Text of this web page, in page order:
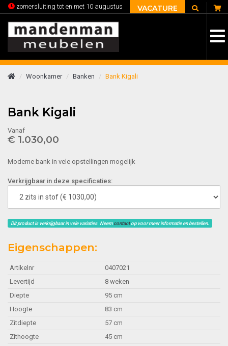
zomersluiting tot en met 10 augustus VACATURE
Woonkamer Banken Bank Kigali
Bank Kigali
Vanaf
€ 1.030,00
Moderne bank in vele opstellingen mogelijk
Verkrijgbaar in deze specificaties:
Dit product is verkrijgbaar in vele variaties. Neemcontactop voor meer informatie en bestellen.
Eigenschappen:
Artikelnr
0407021
Levertijd
8 weken
Diepte
95 cm
Hoogte
83 cm
Zitdiepte
57 cm
Zithoogte
45 cm